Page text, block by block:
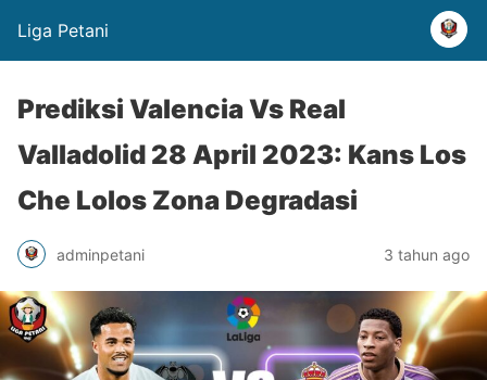
Liga Petani
Prediksi Valencia Vs Real
Valladolid 28 April 2023: Kans Los
Che Lolos Zona Degradasi
adminpetani 3 tahun ago